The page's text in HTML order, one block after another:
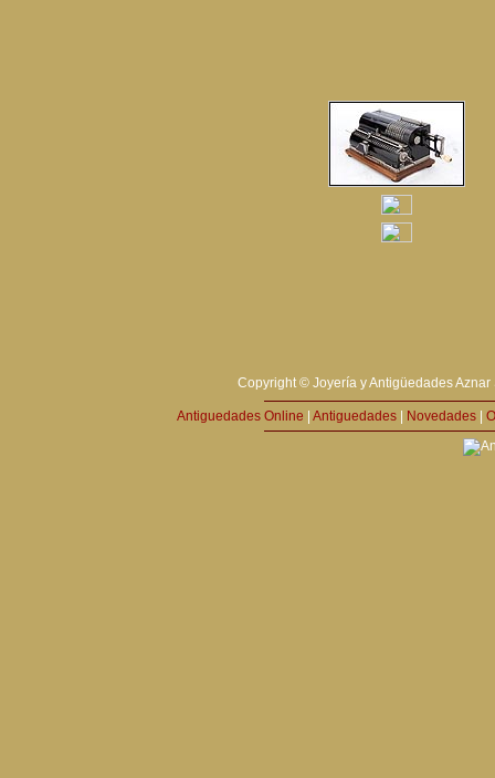
Copyright © Joyería y Antigüedades
Antiguedades Online Antiguedades Novedades